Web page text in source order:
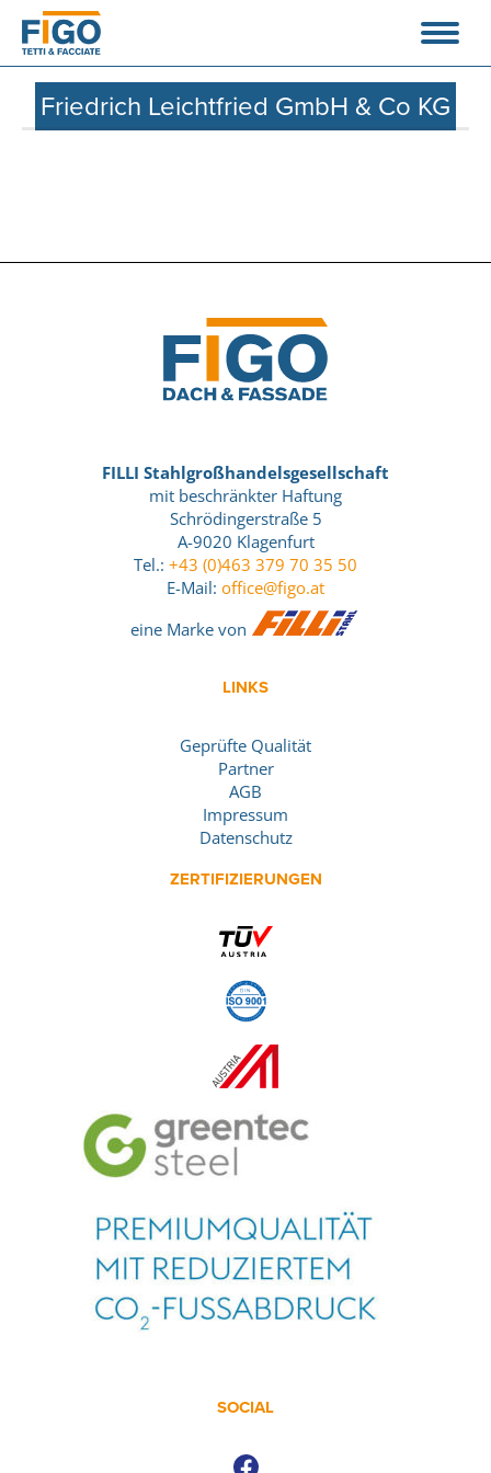
Friedrich Leichtfried GmbH & Co KG
FILLI Stahlgroßhandelsgesellschaft
mit beschränkter Haftung
Schrödingerstraße 5
A-9020 Klagenfurt
Tel.: +43 (0)463 379 70 35 50
E-Mail: office@figo.at
eine Marke von
LINKS
Geprüfte Qualität
Partner
AGB
Impressum
Datenschutz
ZERTIFIZIERUNGEN
SOCIAL